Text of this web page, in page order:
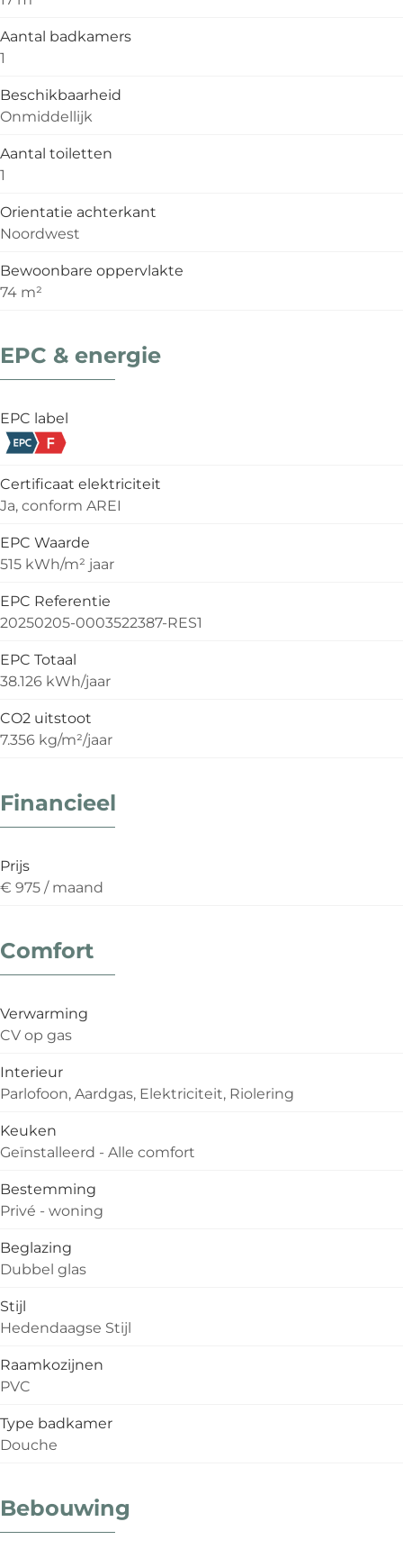
Aantal badkamers
1
Beschikbaarheid
Onmiddellijk
Aantal toiletten
1
Orientatie achterkant
Noordwest
Bewoonbare oppervlakte
74 m²
EPC & energie
EPC label
Certificaat elektriciteit
Ja, conform AREI
EPC Waarde
515 kWh/m² jaar
EPC Referentie
20250205-0003522387-RES1
EPC Totaal
38.126 kWh/jaar
CO2 uitstoot
7.356 kg/m²/jaar
Financieel
Prijs
€ 975 / maand
Comfort
Verwarming
CV op gas
Interieur
Parlofoon, Aardgas, Elektriciteit, Riolering
Keuken
Geïnstalleerd - Alle comfort
Bestemming
Privé - woning
Beglazing
Dubbel glas
Stijl
Hedendaagse Stijl
Raamkozijnen
PVC
Type badkamer
Douche
Bebouwing